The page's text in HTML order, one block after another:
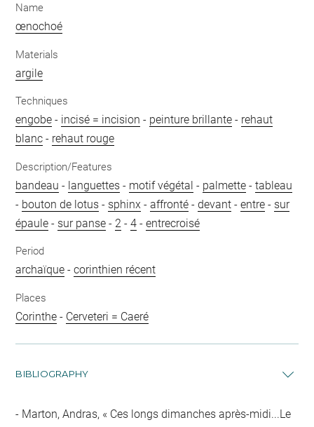
Name
œnochoé
Materials
argile
Techniques
engobe - incisé = incision - peinture brillante - rehaut
blanc - rehaut rouge
Description/Features
bandeau - languettes - motif végétal - palmette -tableau
- bouton de lotus - sphinx -affronté -devant -entre - sur
épaule - sur panse - 2 -4 -entrecroisé
Period
archaïque -corinthien récent
Places
Corinthe - Cerveteri = Caeré
BIBLIOGRAPHY
Marton, Andras, « Ces longs dimanches après-midi...Le